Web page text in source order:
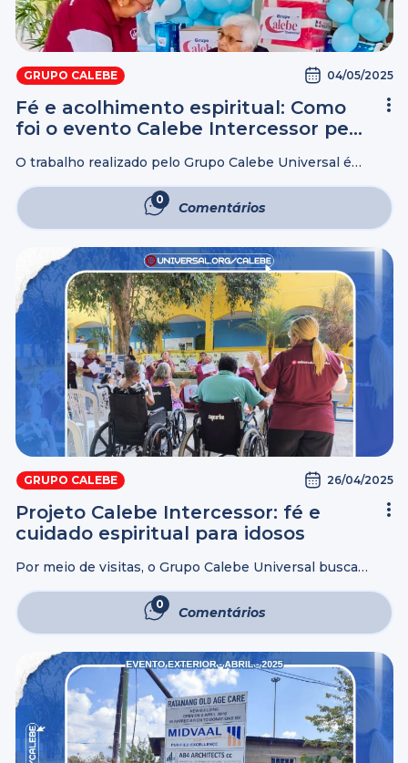
GRUPO CALEBE 04/05/2025
Fé e acolhimento espiritual: Como
foi o evento Calebe Intercessor pelo
O trabalho realizado pelo Grupo Calebe Universal é
melhor idade, porém, não existe maior ajuda que o
cuidado com o que ...
0 Comentários
GRUPO CALEBE 26/04/2025
Projeto Calebe Intercessor: fé e
cuidado espiritual para idosos
Por meio de visitas, o Grupo Calebe Universal busca
uma palavra de fé e ânimo àqueles que, pela fé, são
fortalecidos e ...
0 Comentários